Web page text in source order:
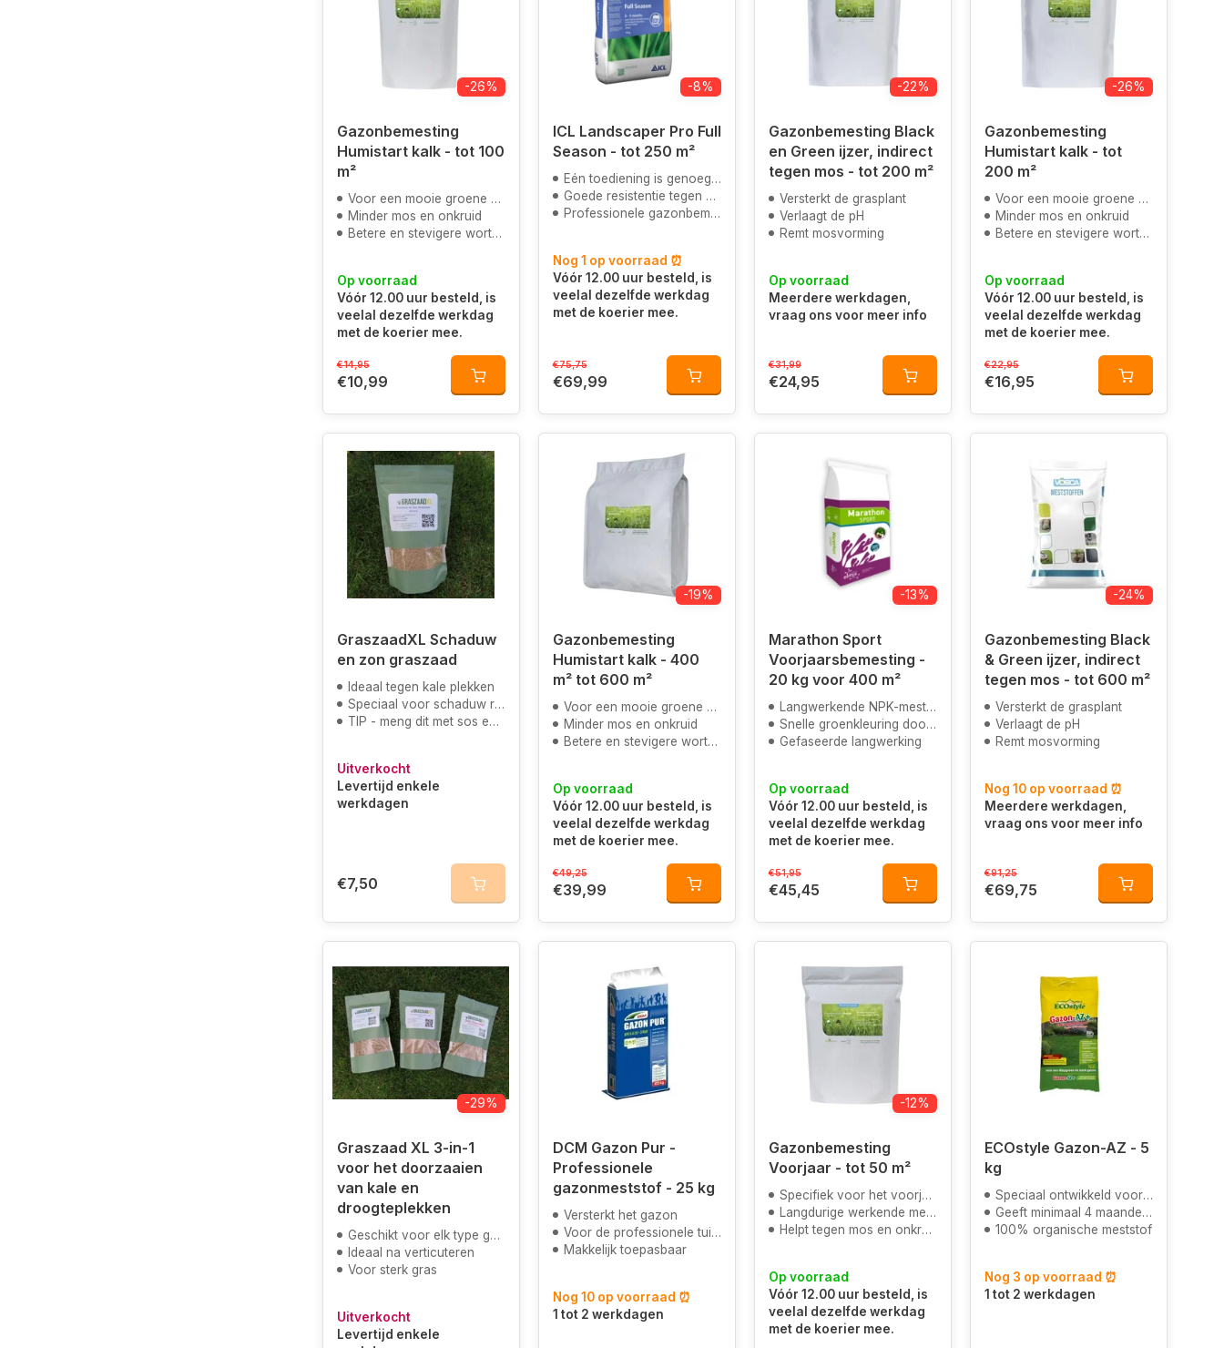
-26%
Gazonbemesting
Humistart kalk - tot 100
m²
Voor een mooie groene kleur door magnesium
Minder mos en onkruid
Betere en stevigere wortels
Op voorraad
Vóór 12.00 uur besteld, is
veelal dezelfde werkdag
met de koerier mee.
€14,95
€10,99
-8%
ICL Landscaper Pro Full
Season - tot 250 m²
Eén toediening is genoeg voor het hele seizoen
Goede resistentie tegen onkruid en mos
Professionele gazonbemesting
Nog 1 op voorraad ⏰
Vóór 12.00 uur besteld, is
veelal dezelfde werkdag
met de koerier mee.
€75,75
€69,99
-22%
Gazonbemesting Black
en Green ijzer, indirect
tegen mos - tot 200 m²
Versterkt de grasplant
Verlaagt de pH
Remt mosvorming
Op voorraad
Meerdere werkdagen,
vraag ons voor meer info
€31,99
€24,95
-26%
Gazonbemesting
Humistart kalk - tot
200 m²
Voor een mooie groene kleur door magnesium
Minder mos en onkruid
Betere en stevigere wortels
Op voorraad
Vóór 12.00 uur besteld, is
veelal dezelfde werkdag
met de koerier mee.
€22,95
€16,95
GraszaadXL Schaduw
en zon graszaad
Ideaal tegen kale plekken
Speciaal voor schaduw rijk gazon
TIP - meng dit met sos en speel en sport
Uitverkocht
Levertijd enkele
werkdagen
€7,50
-19%
Gazonbemesting
Humistart kalk - 400
m² tot 600 m²
Voor een mooie groene kleur door magnesium
Minder mos en onkruid
Betere en stevigere wortels
Op voorraad
Vóór 12.00 uur besteld, is
veelal dezelfde werkdag
met de koerier mee.
€49,25
€39,99
-13%
Marathon Sport
Voorjaarsbemesting -
20 kg voor 400 m²
Langwerkende NPK-meststof
Snelle groenkleuring door ijzer
Gefaseerde langwerking
Op voorraad
Vóór 12.00 uur besteld, is
veelal dezelfde werkdag
met de koerier mee.
€51,95
€45,45
-24%
Gazonbemesting Black
& Green ijzer, indirect
tegen mos - tot 600 m²
Versterkt de grasplant
Verlaagt de pH
Remt mosvorming
Nog 10 op voorraad ⏰
Meerdere werkdagen,
vraag ons voor meer info
€91,25
€69,75
-29%
Graszaad XL 3-in-1
voor het doorzaaien
van kale en
droogteplekken
Geschikt voor elk type gazon
Ideaal na verticuteren
Voor sterk gras
Uitverkocht
Levertijd enkele
DCM Gazon Pur -
Professionele
gazonmeststof - 25 kg
Versterkt het gazon
Voor de professionele tuinder
Makkelijk toepasbaar
Nog 10 op voorraad ⏰
1 tot 2 werkdagen
-12%
Gazonbemesting
Voorjaar - tot 50 m²
Specifiek voor het voorjaar
Langdurige werkende meststof
Helpt tegen mos en onkruid
Op voorraad
Vóór 12.00 uur besteld, is
veelal dezelfde werkdag
met de koerier mee.
ECOstyle Gazon-AZ - 5
kg
Speciaal ontwikkeld voor een gezond en diepgroen gazon
Geeft minimaal 4 maanden voeding
100% organische meststof
Nog 3 op voorraad ⏰
1 tot 2 werkdagen